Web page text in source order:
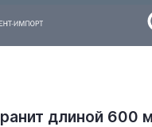
длиной 600